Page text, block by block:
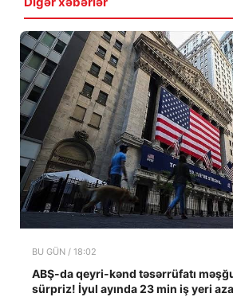
BU GÜN / 18:02
ABŞ-da qeyri-kənd təsərrüfatı
sürpriz! İyul ayında 23 min iş yeri